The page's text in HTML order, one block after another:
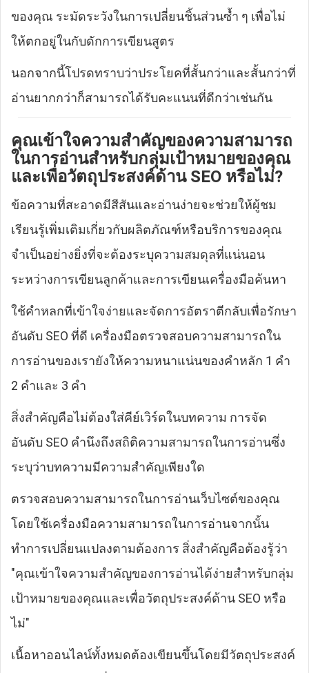
ของคุณ ระมัดระวังในการเปลี่ยนชิ้นส่วนซ้ำ ๆ เพื่อไม่
ให้ตกอยู่ในกับดักการเขียนสูตร
นอกจากนี้โปรดทราบว่าประโยคที่สั้นกว่าและสั้นกว่าที่
อ่านยากกว่าก็สามารถได้รับคะแนนที่ดีกว่าเช่นกัน
คุณเข้าใจความสำคัญของความสามารถ
ในการอ่านสำหรับกลุ่มเป้าหมายของคุณ
และเพื่อวัตถุประสงค์ด้าน SEO หรือไม่?
ข้อความที่สะอาดมีสีสันและอ่านง่ายจะช่วยให้ผู้ชม
เรียนรู้เพิ่มเติมเกี่ยวกับผลิตภัณฑ์หรือบริการของคุณ
จำเป็นอย่างยิ่งที่จะต้องระบุความสมดุลที่แน่นอน
ระหว่างการเขียนลูกค้าและการเขียนเครื่องมือค้นหา
ใช้คำหลกที่เข้าใจง่ายและจัดการอัตราตีกลับเพื่อรักษา
อันดับ SEO ที่ดี เครื่องมือตรวจสอบความสามารถใน
การอ่านของเรายังให้ความหนาแน่นของคำหลัก 1 คำ
2 คำและ 3 คำ
สิ่งสำคัญคือไม่ต้องใส่คีย์เวิร์ดในบทความ การจัด
อันดับ SEO คำนึงถึงสถิติความสามารถในการอ่านซึ่ง
ระบุว่าบทความมีความสำคัญเพียงใด
ตรวจสอบความสามารถในการอ่านเว็บไซต์ของคุณ
โดยใช้เครื่องมือความสามารถในการอ่านจากนั้น
ทำการเปลี่ยนแปลงตามต้องการ สิ่งสำคัญคือต้องรู้ว่า
"คุณเข้าใจความสำคัญของการอ่านได้ง่ายสำหรับกลุ่ม
เป้าหมายของคุณและเพื่อวัตถุประสงค์ด้าน SEO หรือ
ไม่"
เนื้อหาออนไลน์ทั้งหมดต้องเขียนขึ้นโดยมีวัตถุประสงค์